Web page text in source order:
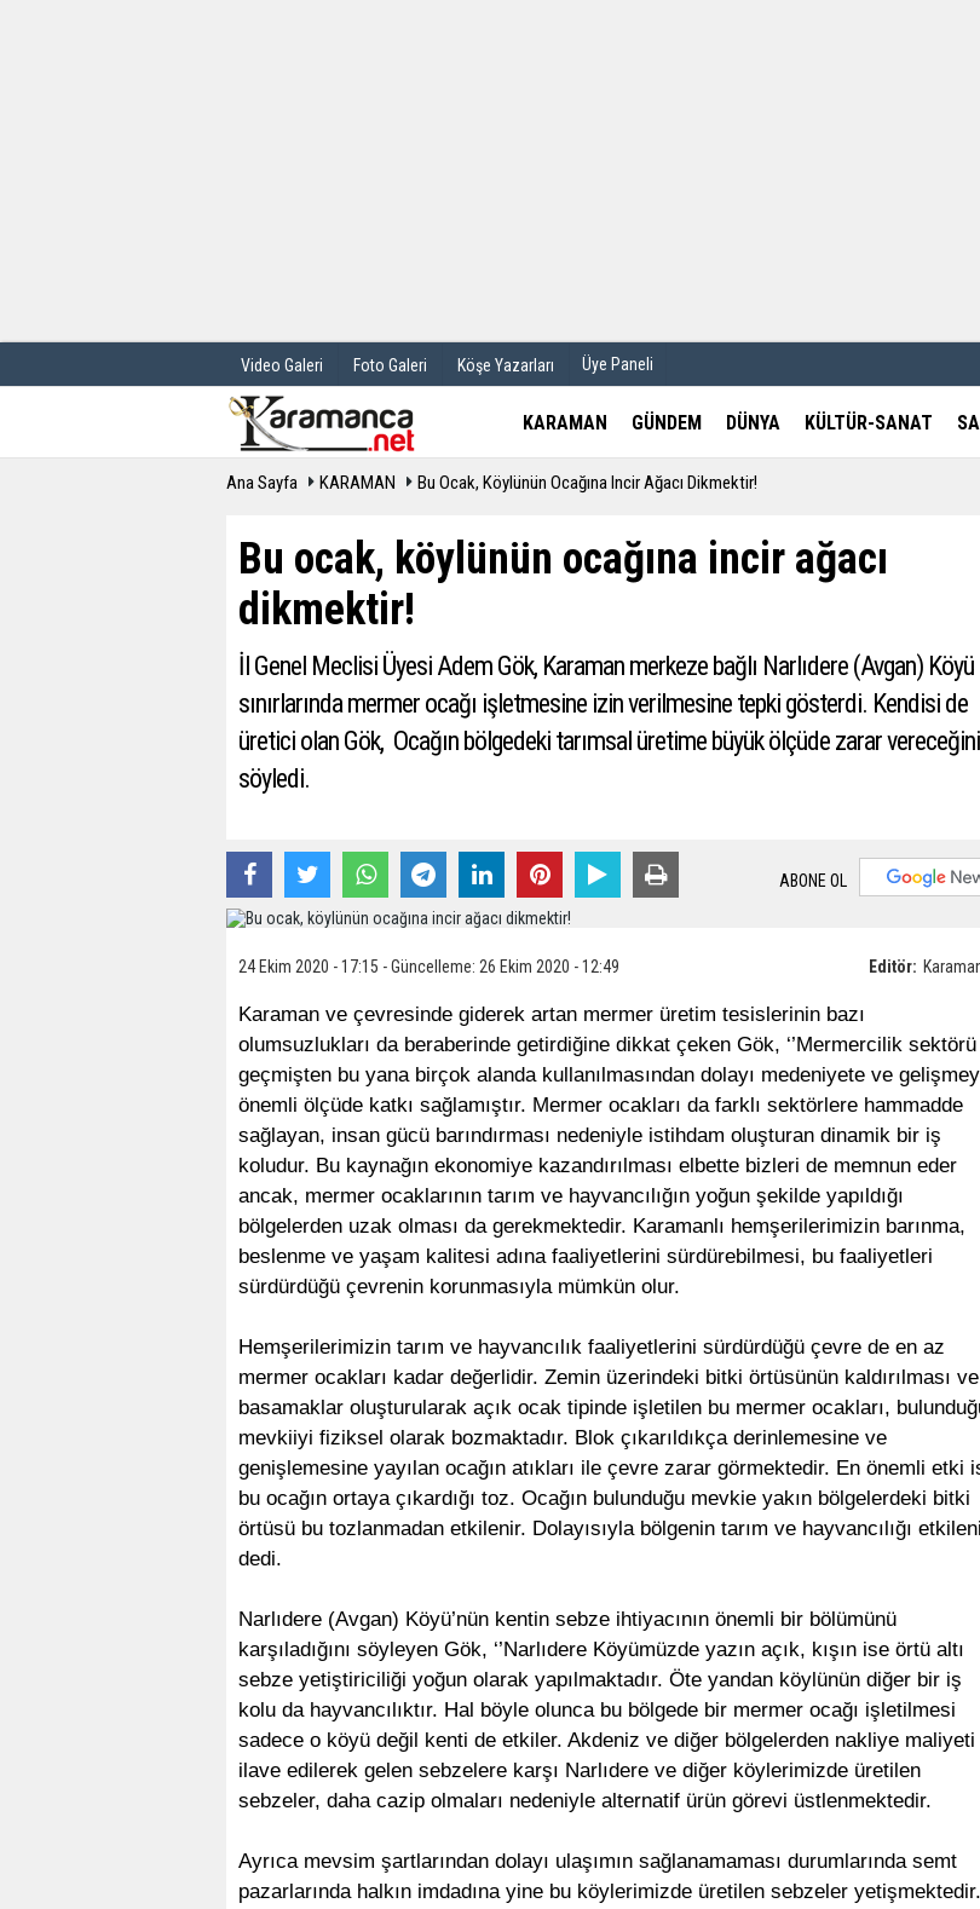
Video Galeri Foto Galeri Köşe Yazarları Üye Paneli
KARAMAN GÜNDEM DÜNYA KÜLTÜR-SANAT
Ana Sayfa KARAMAN Bu Ocak, Köylünün Ocağına Incir Ağacı Dikmektir!
Bu ocak, köylünün ocağına incir ağacı
dikmektir!
İl Genel Meclisi Üyesi Adem Gök, Karaman merkeze bağlı Narlıdere (Avgan) Köyü
sınırlarında mermer ocağı işletmesine izin verilmesine tepki gösterdi. Kendisi de
üretici olan Gök, Ocağın bölgedeki tarımsal üretime büyük ölçüde zarar vereceğini
söyledi.
ABONE OL
Editör:
24 Ekim 2020 - 17:15 - Güncelleme: 26 Ekim 2020 - 12:49
Karaman ve çevresinde giderek artan mermer üretim tesislerinin bazı
olumsuzlukları da beraberinde getirdiğine dikkat çeken Gök, ‘’Mermercilik sektörü
geçmişten bu yana birçok alanda kullanılmasından dolayı medeniyete ve
önemli ölçüde katkı sağlamıştır. Mermer ocakları da farklı sektörlere hammadde
sağlayan, insan gücü barındırması nedeniyle istihdam oluşturan dinamik bir iş
koludur. Bu kaynağın ekonomiye kazandırılması elbette bizleri de memnun eder
ancak, mermer ocaklarının tarım ve hayvancılığın yoğun şekilde yapıldığı
bölgelerden uzak olması da gerekmektedir. Karamanlı hemşerilerimizin barınma,
beslenme ve yaşam kalitesi adına faaliyetlerini sürdürebilmesi, bu faaliyetleri
sürdürdüğü çevrenin korunmasıyla mümkün olur.
Hemşerilerimizin tarım ve hayvancılık faaliyetlerini sürdürdüğü çevre de en az
mermer ocakları kadar değerlidir. Zemin üzerindeki bitki örtüsünün kaldırılması ve
basamaklar oluşturularak açık ocak tipinde işletilen bu mermer ocakları,
mevkiiyi fiziksel olarak bozmaktadır. Blok çıkarıldıkça derinlemesine ve
genişlemesine yayılan ocağın atıkları ile çevre zarar görmektedir. En önemli etki
bu ocağın ortaya çıkardığı toz. Ocağın bulunduğu mevkie yakın bölgelerdeki bitki
örtüsü bu tozlanmadan etkilenir. Dolayısıyla bölgenin tarım ve hayvancılığı
dedi.
Narlıdere (Avgan) Köyü’nün kentin sebze ihtiyacının önemli bir bölümünü
karşıladığını söyleyen Gök, ‘’Narlıdere Köyümüzde yazın açık, kışın ise örtü altı
sebze yetiştiriciliği yoğun olarak yapılmaktadır. Öte yandan köylünün diğer bir iş
kolu da hayvancılıktır. Hal böyle olunca bu bölgede bir mermer ocağı işletilmesi
sadece o köyü değil kenti de etkiler. Akdeniz ve diğer bölgelerden nakliye maliyeti
ilave edilerek gelen sebzelere karşı Narlıdere ve diğer köylerimizde üretilen
sebzeler, daha cazip olmaları nedeniyle alternatif ürün görevi üstlenmektedir.
Ayrıca mevsim şartlarından dolayı ulaşımın sağlanamaması durumlarında semt
pazarlarında halkın imdadına yine bu köylerimizde üretilen sebzeler yetişmektedir.